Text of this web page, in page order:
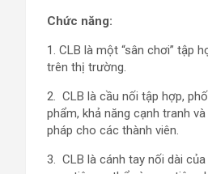
Chức năng:
1. CLB là một “sân chơi” tập
trên thị trường.
2. CLB là cầu nối tập hợp,
phẩm, khả năng cạnh tranh
pháp cho các thành viên.
3. CLB là cánh tay nối dài